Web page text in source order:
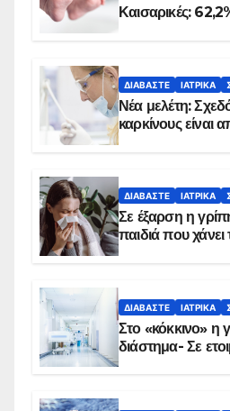
Καισαρικές:
ΔΙΑΒΆΣΤΕ ΙΑΤΡΙΚΆ
Νέα μελέτη:
καρκίνους είναι
ΔΙΑΒΆΣΤΕ ΙΑΤΡΙΚΆ
Σε έξαρση η
παιδιά που
ΔΙΑΒΆΣΤΕ ΙΑΤΡΙΚΆ
Στο «κόκκινο» η
διάστημα- Σε